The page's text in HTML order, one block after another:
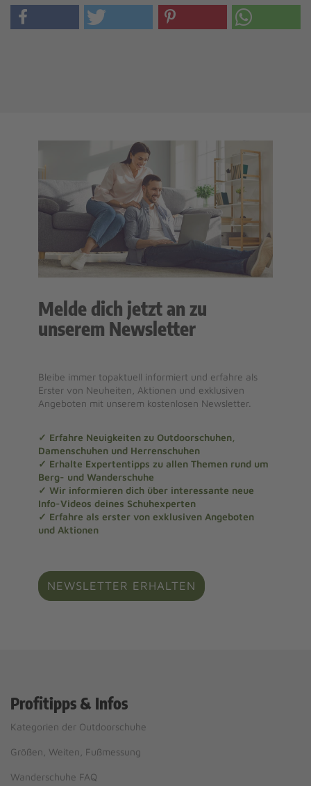
Melde dich jetzt an zu
unserem Newsletter
Bleibe immer topaktuell informiert und erfahre als
Erster von Neuheiten, Aktionen und exklusiven
Angeboten mit unserem kostenlosen Newsletter.
✓ Erfahre Neuigkeiten zu Outdoorschuhen,
Damenschuhen und Herrenschuhen
✓ Erhalte Expertentipps zu allen Themen rund um
Berg- und Wanderschuhe
✓ Wir informieren dich über interessante neue
Info-Videos deines Schuhexperten
✓ Erfahre als erster von exklusiven Angeboten
und Aktionen
NEWSLETTER ERHALTEN
Profitipps & Infos
Kategorien der Outdoorschuhe
Größen, Weiten, Fußmessung
Wanderschuhe FAQ